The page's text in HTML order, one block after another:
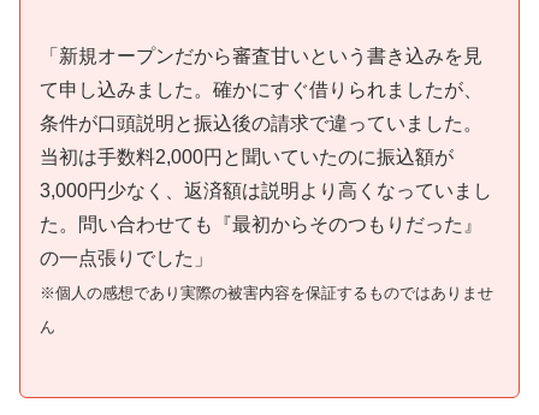
「新規オープンだから審査甘いという書き込みを見
て申し込みました。確かにすぐ借りられましたが、
条件が口頭説明と振込後の請求で違っていました。
当初は手数料2,000円と聞いていたのに振込額が
3,000円少なく、返済額は説明より高くなっていまし
た。問い合わせても『最初からそのつもりだった』
の一点張りでした」
※個人の感想であり実際の被害内容を保証するものではありませ
ん